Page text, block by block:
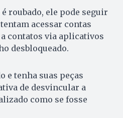
roubado, ele pode seguir
acessar contas
contatos via aplicativos
desbloqueado.
e tenha suas peças
de desvincular a
como se fosse